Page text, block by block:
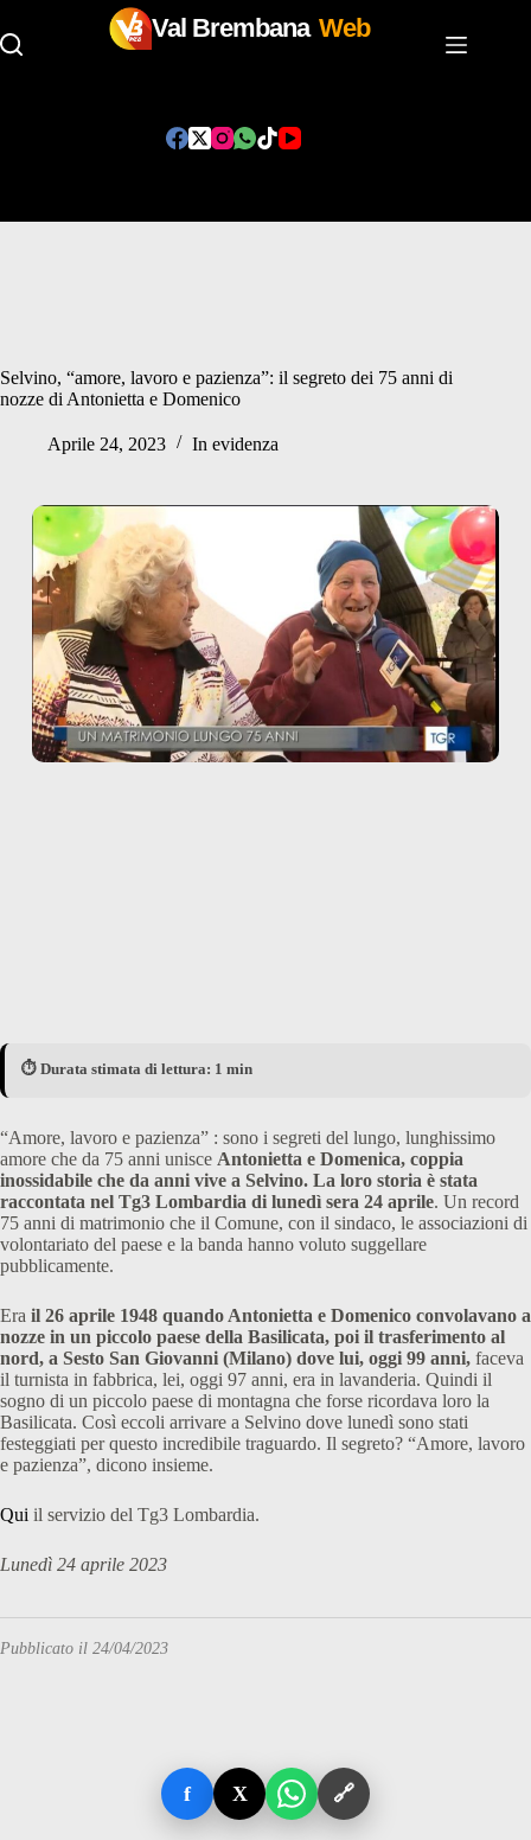
Val Brembana Web
Selvino, “amore, lavoro e pazienza”: il segreto dei 75 anni di
nozze di Antonietta e Domenico
Aprile 24, 2023 In evidenza
⏱️ Durata stimata di lettura: 1 min
“Amore, lavoro e pazienza” : sono i segreti del lungo, lunghissimo
amore che da 75 anni unisce Antonietta e Domenica, coppia
inossidabile che da anni vive a Selvino. La loro storia è stata
raccontata nel Tg3 Lombardia di lunedì sera 24 aprile. Un record
75 anni di matrimonio che il Comune, con il sindaco, le associazioni di
volontariato del paese e la banda hanno voluto suggellare
pubblicamente.
Era il 26 aprile 1948 quando Antonietta e Domenico convolavano a
nozze in un piccolo paese della Basilicata, poi il trasferimento al
nord, a Sesto San Giovanni (Milano) dove lui, oggi 99 anni, faceva
il turnista in fabbrica, lei, oggi 97 anni, era in lavanderia. Quindi il
sogno di un piccolo paese di montagna che forse ricordava loro la
Basilicata. Così eccoli arrivare a Selvino dove lunedì sono stati
festeggiati per questo incredibile traguardo. Il segreto? “Amore, lavoro
e pazienza”, dicono insieme.
Qui il servizio del Tg3 Lombardia.
Lunedì 24 aprile 2023
Pubblicato il 24/04/2023
f X 🔗